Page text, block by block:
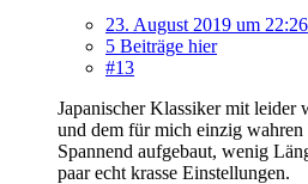
23. August 2019 um 22:26
5 Beiträge hier
#13
Japanischer Klassiker mit leider
und dem für mich einzig
Spannend aufgebaut, wenig
paar echt krasse Einstellungen.